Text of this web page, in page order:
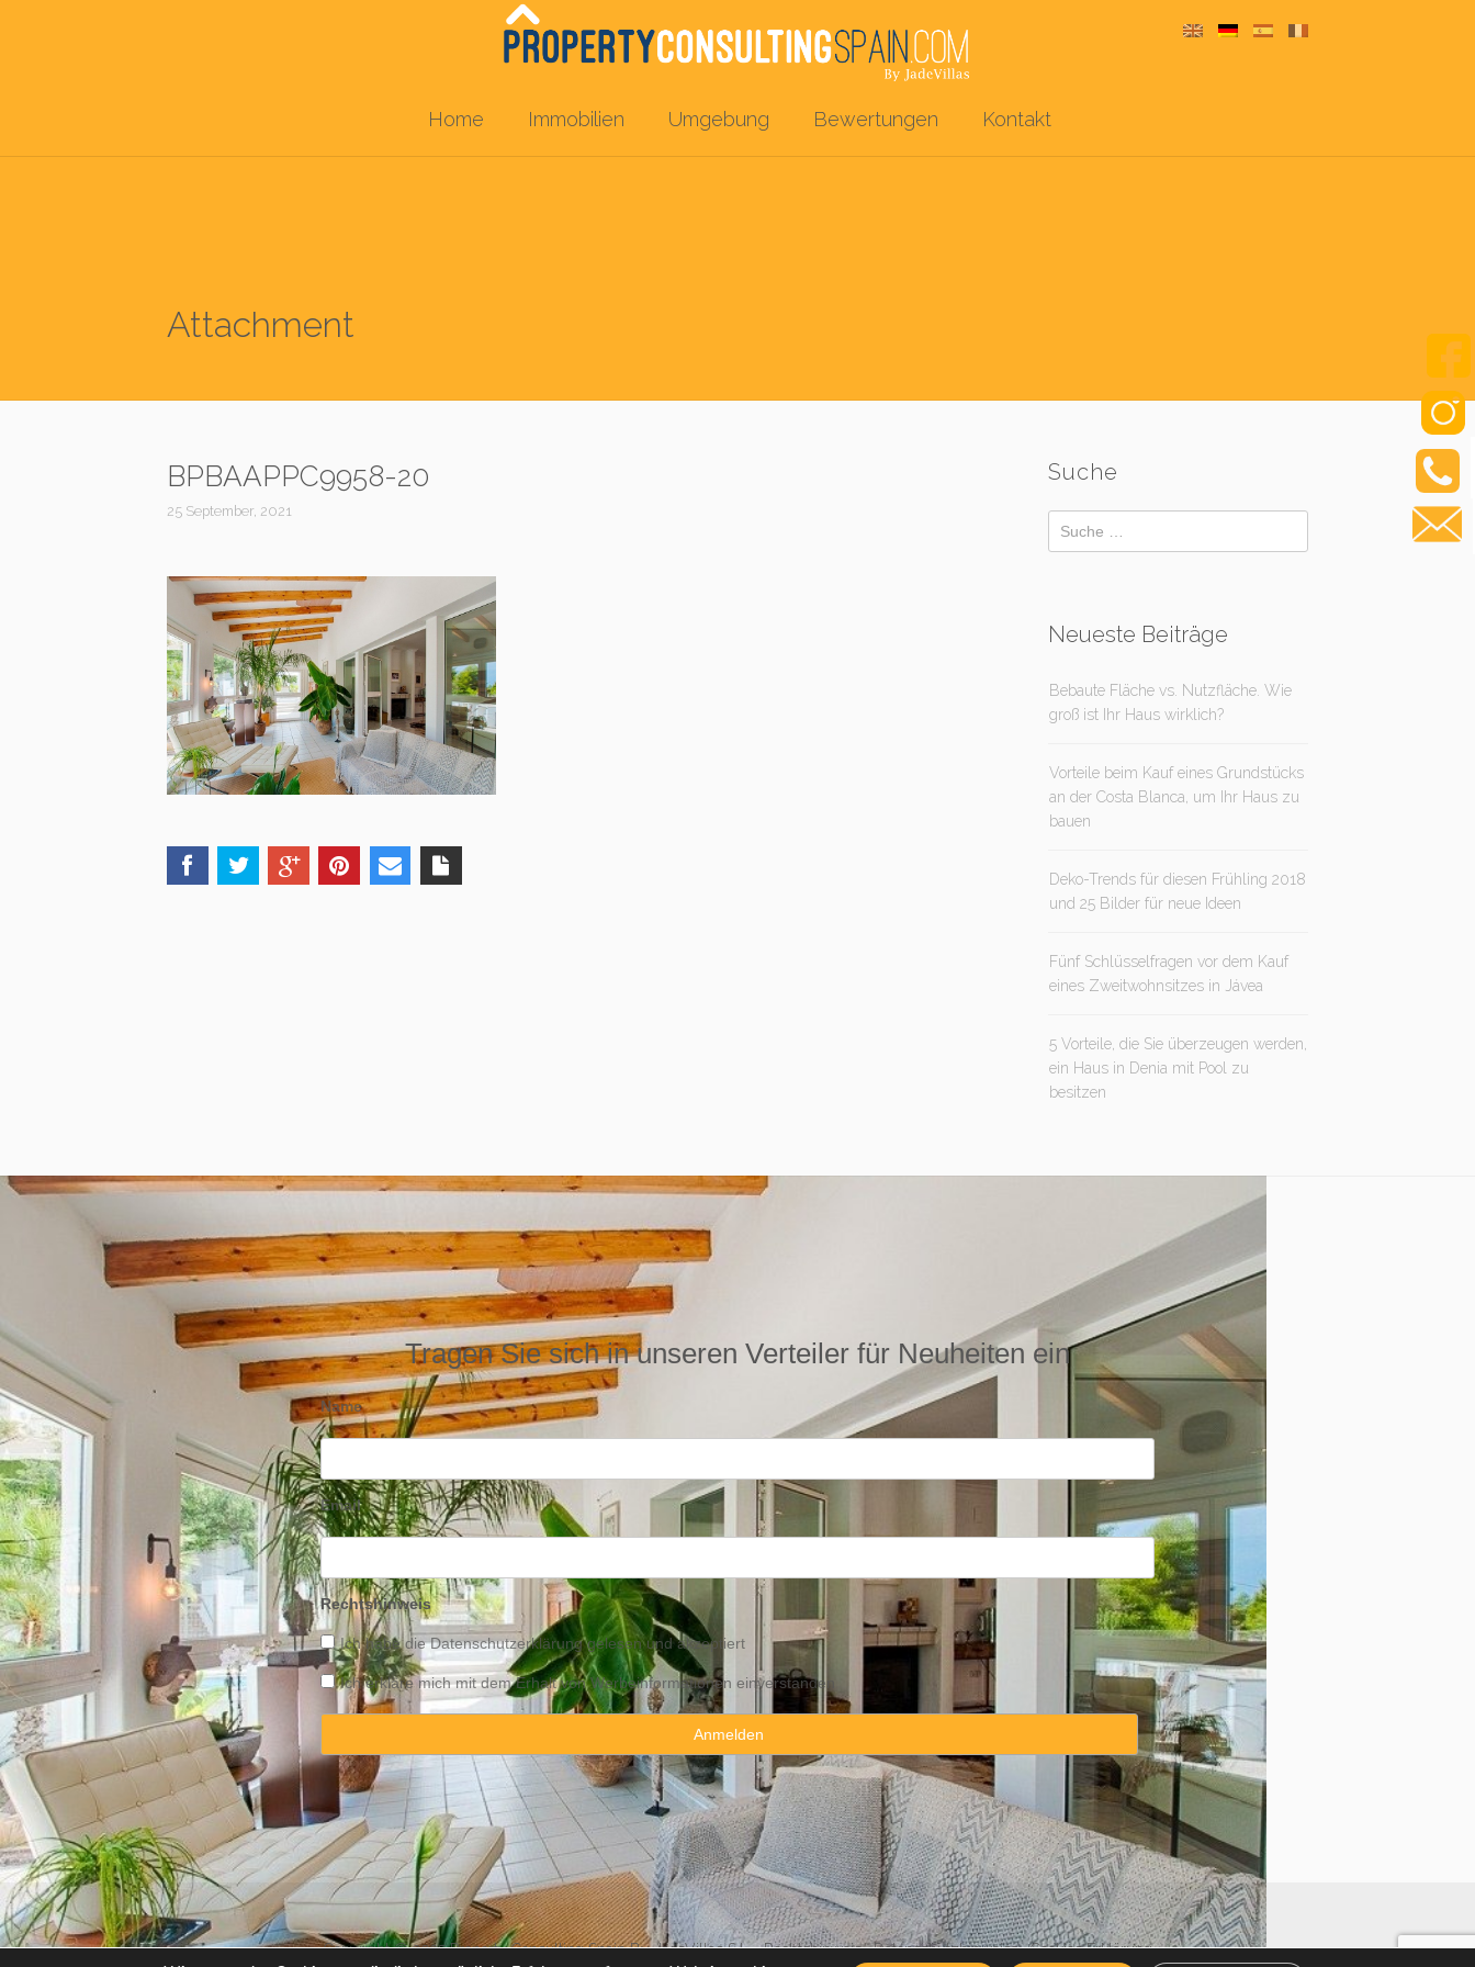
Home Immobilien Umgebung Bewertungen Kontakt
Attachment
BPBAAPPC9958-20
25 September, 2021
Suche
Neueste Beiträge
Bebaute Fläche vs. Nutzfläche. Wie
groß ist Ihr Haus wirklich?
Vorteile beim Kauf eines Grundstücks
an der Costa Blanca, um Ihr Haus zu
bauen
Deko-Trends für diesen Frühling 2018
und 25 Bilder für neue Ideen
Fünf Schlüsselfragen vor dem Kauf
eines Zweitwohnsitzes in Jávea
5 Vorteile, die Sie überzeugen werden,
ein Haus in Denia mit Pool zu
besitzen
Tragen Sie sich in unseren Verteiler für Neuheiten ein
Name
Email
Rechtshinweis
Ich habe dieDatenschutzerklärunggelesen und akzeptiert
Ich erkläre mich mit dem Erhalt von Werbeinformationen einverstanden
Copyright © 2025 Property Consulting Spain By JadeVillas S.L. ·Rechtshinweis·Datenschutzhinweise·Cookies Erklärung